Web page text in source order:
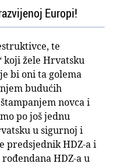
Europi!
te
koji žele Hrvatsku
bi oni ta golema
budućih
novca i
po još jednu
u sigurnoj i
predsjednik HDZ-a i
HDZ-a u